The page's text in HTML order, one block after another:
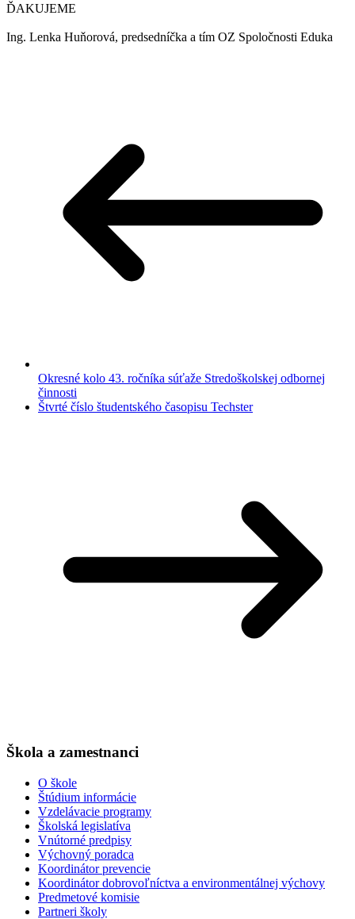
ĎAKUJEME
Ing. Lenka Huňorová, predsedníčka a tím OZ Spoločnosti Eduka
Okresné kolo 43. ročníka súťaže Stredoškolskej odbornej
činnosti
Štvrté číslo študentského časopisu Techster
Škola a zamestnanci
O škole
Štúdium informácie
Vzdelávacie programy
Školská legislatíva
Vnútorné predpisy
Výchovný poradca
Koordinátor prevencie
Koordinátor dobrovoľníctva a environmentálnej výchovy
Predmetové komisie
Partneri školy